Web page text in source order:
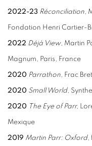
2022-23 Réconciliation,
Fondation Henri Cartier-
2022 Déjà View, Martin
Magnum, Paris, France
2020 Parrathon, Frac
2020 Small World,
2020 The Eye of Parr,
Mexique
2019 Martin Parr: Oxford,